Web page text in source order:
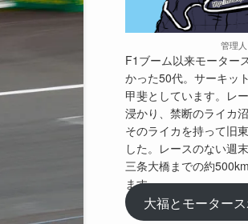
管理
F1ブーム以来モーター
かった50代。サーキッ
甲斐としています。レ
浸かり、禁断のライカ
そのライカを持って旧
した。レースのない週
三条大橋までの約
ます。
大福とモーター